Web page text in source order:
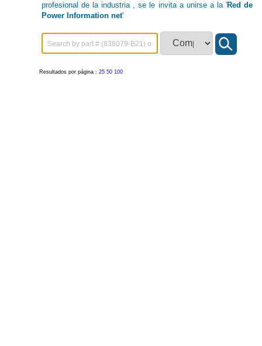
profesional de la industria , se le invita a unirse a la 'Red de
Power Information net'
Resultados por página :25 50 100